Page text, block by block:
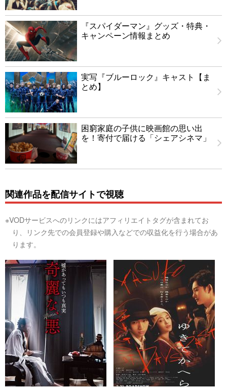
『スパイダーマン』グッズ・特典・
キャンペーン情報まとめ
実写『ブルーロック』キャスト【ま
とめ】
困窮家庭の子供に映画館の思い出
を！寄付で届ける「シェアシネマ」
関連作品を配信サイトで視聴
※VODサービスへのリンクにはアフィリエイトタグが含まれてお
り、リンク先での会員登録や購入などでの収益化を行う場合があ
ります。